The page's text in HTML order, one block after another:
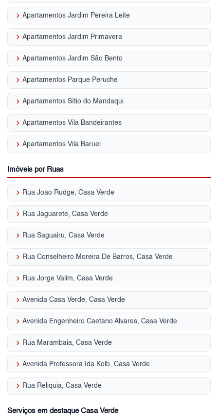
keyboard_arrow_right Apartamentos Jardim Pereira Leite
keyboard_arrow_right Apartamentos Jardim Primavera
keyboard_arrow_right Apartamentos Jardim São Bento
keyboard_arrow_right Apartamentos Parque Peruche
keyboard_arrow_right Apartamentos Sítio do Mandaqui
keyboard_arrow_right Apartamentos Vila Bandeirantes
keyboard_arrow_right Apartamentos Vila Baruel
Imóveis por Ruas
keyboard_arrow_right Rua Joao Rudge, Casa Verde
keyboard_arrow_right Rua Jaguarete, Casa Verde
keyboard_arrow_right Rua Saguairu, Casa Verde
keyboard_arrow_right Rua Conselheiro Moreira De Barros, Casa Verde
keyboard_arrow_right Rua Jorge Valim, Casa Verde
keyboard_arrow_right Avenida Casa Verde, Casa Verde
keyboard_arrow_right Avenida Engenheiro Caetano Alvares, Casa Verde
keyboard_arrow_right Rua Marambaia, Casa Verde
keyboard_arrow_right Avenida Professora Ida Kolb, Casa Verde
keyboard_arrow_right Rua Reliquia, Casa Verde
Serviços em destaque Casa Verde